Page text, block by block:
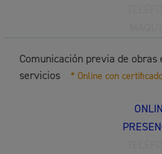
Comunicación previa de
servicios
* Online con